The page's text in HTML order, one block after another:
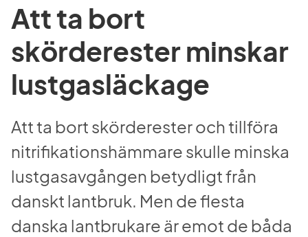
Att ta bort
skörderester minskar
lustgasläckage
Att ta bort skörderester och tillföra
nitrifikationshämmare skulle minska
lustgasavgången betydligt från
danskt lantbruk. Men de flesta
danska lantbrukare är emot de båda